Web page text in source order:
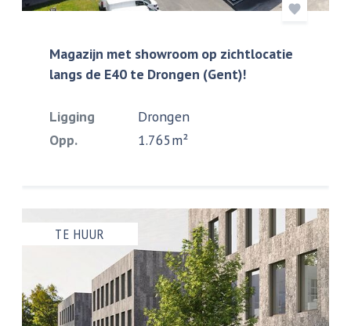
Magazijn met showroom op zichtlocatie
langs de E40 te Drongen (Gent)!
Ligging
Drongen
Opp.
1.765m²
TE HUUR